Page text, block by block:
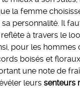
la femme
personnalité. Il
à travers le
pour les hommes
boisés et
une note de
leurssenteurs